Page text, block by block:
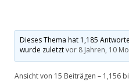
Dieses Thema hat 1,185
wurde zuletztvor 8 Jahren, 10
Ansicht von 15 Beiträgen – 1,156